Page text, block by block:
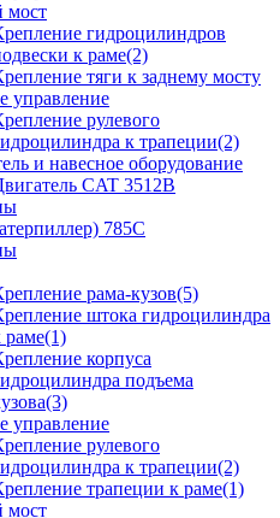
мост
гидроцилиндров
к раме(2)
тяги к заднему мосту
управление
рулевого
к трапеции(2)
и навесное оборудование
CAT 3512B
785C
рама-кузов(5)
штока гидроцилиндра
раме(1)
корпуса
подъема
управление
рулевого
к трапеции(2)
трапеции к раме(1)
мост